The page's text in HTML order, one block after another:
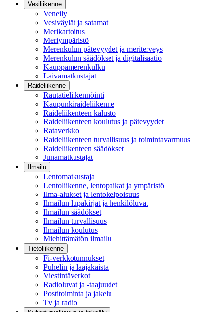
Vesiliikenne
Veneily
Vesiväylät ja satamat
Merikartoitus
Meriympäristö
Merenkulun pätevyydet ja meriterveys
Merenkulun säädökset ja digitalisaatio
Kauppamerenkulku
Laivamatkustajat
Raideliikenne
Rautatieliikennöinti
Kaupunkiraideliikenne
Raideliikenteen kalusto
Raideliikenteen koulutus ja pätevyydet
Rataverkko
Raideliikenteen turvallisuus ja toimintavarmuus
Raideliikenteen säädökset
Junamatkustajat
Ilmailu
Lentomatkustaja
Lentoliikenne, lentopaikat ja ympäristö
Ilma-alukset ja lentokelpoisuus
Ilmailun lupakirjat ja henkilöluvat
Ilmailun säädökset
Ilmailun turvallisuus
Ilmailun koulutus
Miehittämätön ilmailu
Tietoliikenne
Fi-verkkotunnukset
Puhelin ja laajakaista
Viestintäverkot
Radioluvat ja -taajuudet
Postitoiminta ja jakelu
Tv ja radio